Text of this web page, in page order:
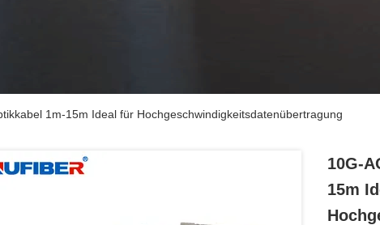
1m-15m Ideal für Hochgeschwindigkeitsdatenübertragung
10G-
15m